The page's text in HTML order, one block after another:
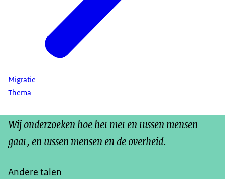
Migratie
Thema
Wij onderzoeken hoe het met en tussen mensen
gaat, en tussen mensen en de overheid.
Andere talen